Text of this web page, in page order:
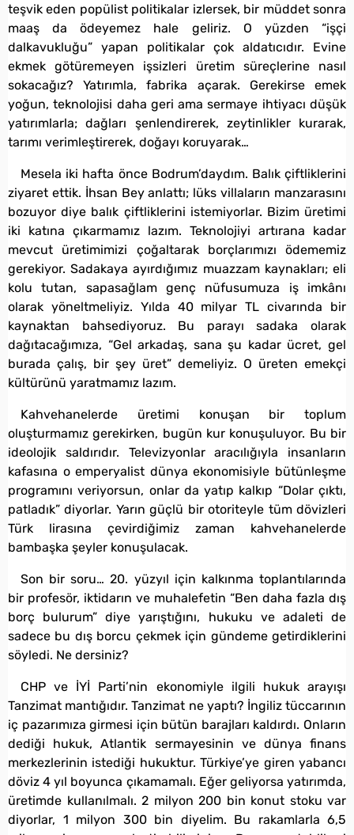
teşvik eden popülist politikalar izlersek, bir müddet sonra
maaş da ödeyemez hale geliriz. O yüzden “işçi
dalkavukluğu” yapan politikalar çok aldatıcıdır. Evine
ekmek götüremeyen işsizleri üretim süreçlerine nasıl
sokacağız? Yatırımla, fabrika açarak. Gerekirse emek
yoğun, teknolojisi daha geri ama sermaye ihtiyacı düşük
yatırımlarla; dağları şenlendirerek, zeytinlikler kurarak,
tarımı verimleştirerek, doğayı koruyarak…
Mesela iki hafta önce Bodrum’daydım. Balık çiftliklerini
ziyaret ettik. İhsan Bey anlattı; lüks villaların manzarasını
bozuyor diye balık çiftliklerini istemiyorlar. Bizim üretimi
iki katına çıkarmamız lazım. Teknolojiyi artırana kadar
mevcut üretimimizi çoğaltarak borçlarımızı ödememiz
gerekiyor. Sadakaya ayırdığımız muazzam kaynakları; eli
kolu tutan, sapasağlam genç nüfusumuza iş imkânı
olarak yöneltmeliyiz. Yılda 40 milyar TL civarında bir
kaynaktan bahsediyoruz. Bu parayı sadaka olarak
dağıtacağımıza, “Gel arkadaş, sana şu kadar ücret, gel
burada çalış, bir şey üret” demeliyiz. O üreten emekçi
kültürünü yaratmamız lazım.
Kahvehanelerde üretimi konuşan bir toplum
oluşturmamız gerekirken, bugün kur konuşuluyor. Bu bir
ideolojik saldırıdır. Televizyonlar aracılığıyla insanların
kafasına o emperyalist dünya ekonomisiyle bütünleşme
programını veriyorsun, onlar da yatıp kalkıp “Dolar çıktı,
patladık” diyorlar. Yarın güçlü bir otoriteyle tüm dövizleri
Türk lirasına çevirdiğimiz zaman kahvehanelerde
bambaşka şeyler konuşulacak.
Son bir soru… 20. yüzyıl için kalkınma toplantılarında
bir profesör, iktidarın ve muhalefetin “Ben daha fazla dış
borç bulurum” diye yarıştığını, hukuku ve adaleti de
sadece bu dış borcu çekmek için gündeme getirdiklerini
söyledi. Ne dersiniz?
CHP ve İYİ Parti’nin ekonomiyle ilgili hukuk arayışı
Tanzimat mantığıdır. Tanzimat ne yaptı? İngiliz tüccarının
iç pazarımıza girmesi için bütün barajları kaldırdı. Onların
dediği hukuk, Atlantik sermayesinin ve dünya finans
merkezlerinin istediği hukuktur. Türkiye’ye giren yabancı
döviz 4 yıl boyunca çıkamamalı. Eğer geliyorsa yatırımda,
üretimde kullanılmalı. 2 milyon 200 bin konut stoku var
diyorlar, 1 milyon 300 bin diyelim. Bu rakamlarla 6,5